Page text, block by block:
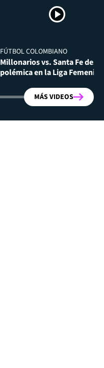
FÚTBOL COLOMBIANO
Millonarios vs. Santa Fe
polémica en la Liga Femenina
MÁS VIDEOS